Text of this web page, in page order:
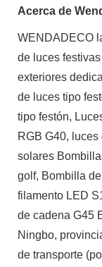
Acerca de
WENDADECO
de luces
exteriores
de luces tipo
tipo festón,
RGB G40,
solares
golf, Bombilla
filamento LED
de cadena G45
Ningbo,
de transporte